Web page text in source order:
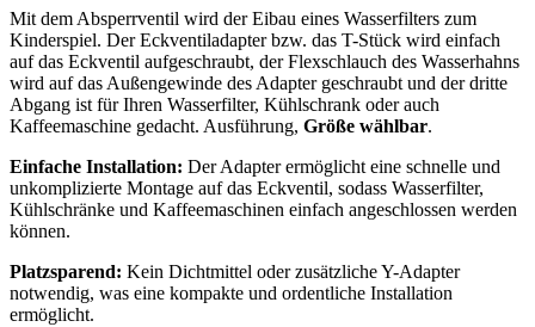
Mit dem Absperrventil wird der Eibau eines Wasserfilters zum
Kinderspiel. Der Eckventiladapter bzw. das T-Stück wird einfach
auf das Eckventil aufgeschraubt, der Flexschlauch des Wasserhahns
wird auf das Außengewinde des Adapter geschraubt und der dritte
Abgang ist für Ihren Wasserfilter, Kühlschrank oder auch
Kaffeemaschine gedacht. Ausführung, Größe wählbar.
Einfache Installation: Der Adapter ermöglicht eine schnelle und
unkomplizierte Montage auf das Eckventil, sodass Wasserfilter,
Kühlschränke und Kaffeemaschinen einfach angeschlossen werden
können.
Platzsparend: Kein Dichtmittel oder zusätzliche Y-Adapter
notwendig, was eine kompakte und ordentliche Installation
ermöglicht.